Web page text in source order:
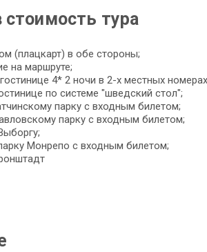
тура
(плацкарт) в обе стороны;
на маршруте;
4* 2 ночи в 2-х местных
по системе "шведский стол";
парку с входным билетом;
парку с входным билетом;
Монрепо с входным билетом;